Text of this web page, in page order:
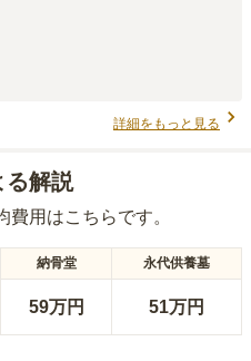
詳細をもっと見る
る解説
費用はこちらです。
納骨堂 永代供養墓
59万円 51万円